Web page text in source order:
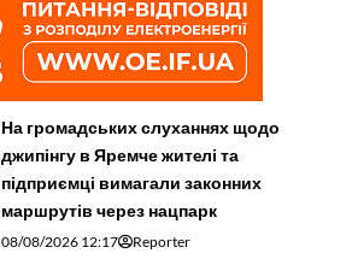
На громадських слуханнях щодо
джипінгу в Яремче житeлі та
підприємці вимагали законних
маршрутів через нацпарк
08/08/2026 12:17 Reporter